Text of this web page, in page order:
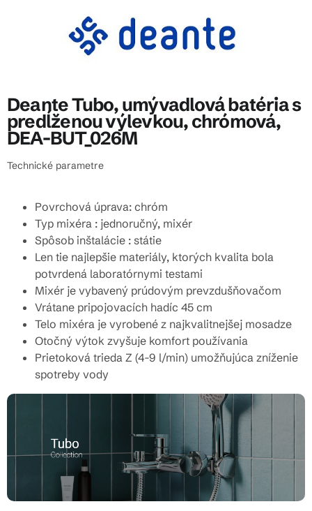
Deante Tubo, umývadlová batéria s
predĺženou výlevkou, chrómová,
DEA-BUT_026M
Technické parametre
Povrchová úprava: chróm
Typ mixéra : jednoručný, mixér
Spôsob inštalácie : státie
Len tie najlepšie materiály, ktorých kvalita bola
potvrdená laboratórnymi testami
Mixér je vybavený prúdovým prevzdušňovačom
Vrátane pripojovacích hadíc 45 cm
Telo mixéra je vyrobené z najkvalitnejšej mosadze
Otočný výtok zvyšuje komfort používania
Prietoková trieda Z (4-9 l/min) umožňujúca zníženie
spotreby vody